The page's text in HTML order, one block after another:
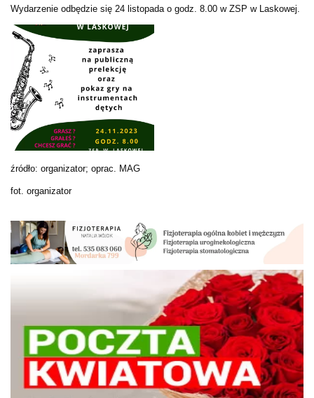
Wydarzenie odbędzie się 24 listopada o godz. 8.00 w ZSP w Laskowej.
źródło: organizator; oprac. MAG
fot. organizator